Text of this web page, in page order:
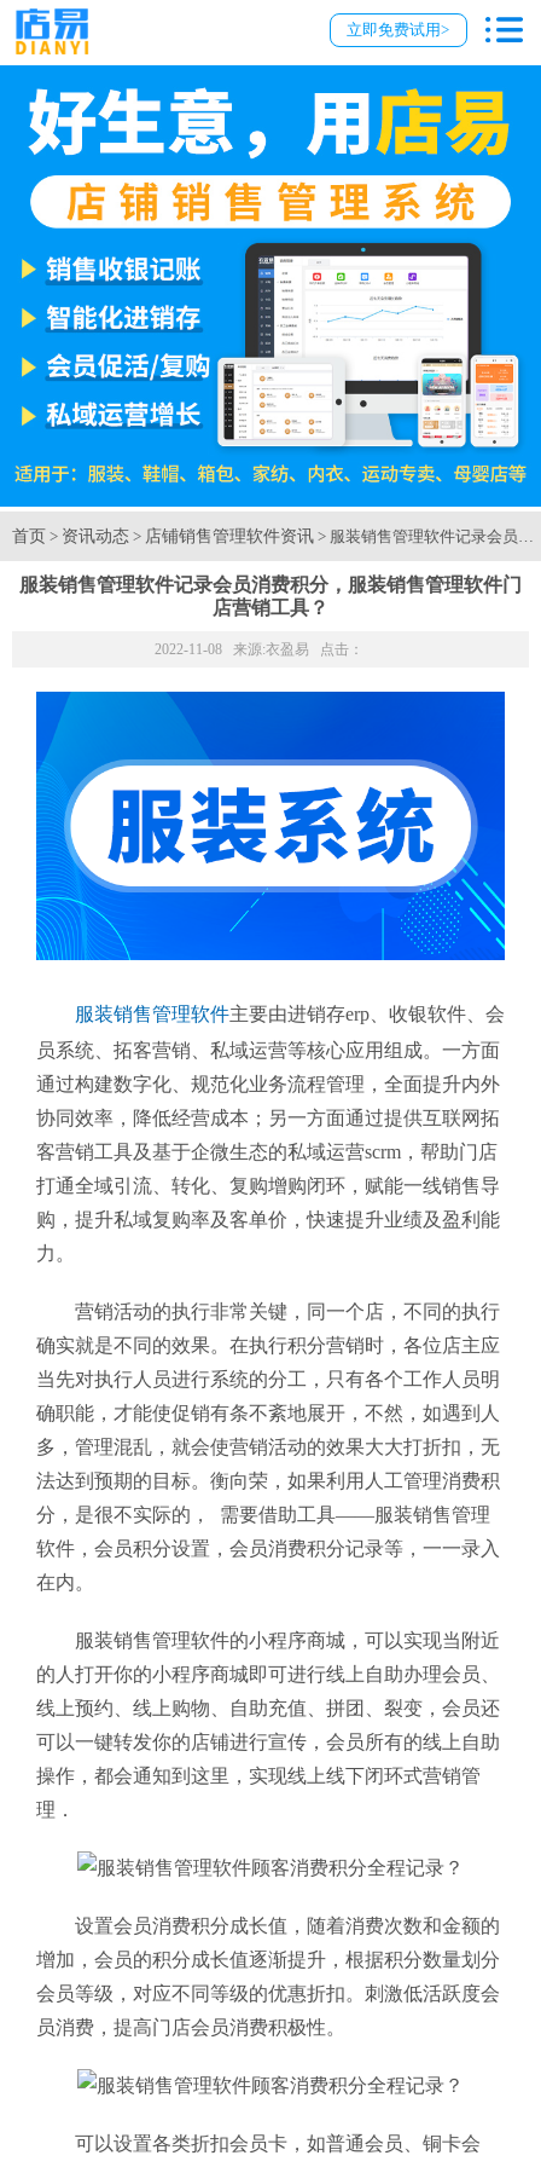
立即免费试用>
首页 > 资讯动态 > 店铺销售管理软件资讯 > 服装销售管理软件记录会员
服装销售管理软件记录会员消费积分，服装销售管理软件门
店营销工具？
2022-11-08 来源:衣盈易 点击：
服装销售管理软件主要由进销存erp、收银软件、会
员系统、拓客营销、私域运营等核心应用组成。一方面
通过构建数字化、规范化业务流程管理，全面提升内外
协同效率，降低经营成本；另一方面通过提供互联网拓
客营销工具及基于企微生态的私域运营scrm，帮助门店
打通全域引流、转化、复购增购闭环，赋能一线销售导
购，提升私域复购率及客单价，快速提升业绩及盈利能
力。
营销活动的执行非常关键，同一个店，不同的执行
确实就是不同的效果。在执行积分营销时，各位店主应
当先对执行人员进行系统的分工，只有各个工作人员明
确职能，才能使促销有条不紊地展开，不然，如遇到人
多，管理混乱，就会使营销活动的效果大大打折扣，无
法达到预期的目标。衡向荣，如果利用人工管理消费积
分，是很不实际的， 需要借助工具——服装销售管理
软件 ，会员积分设置，会员消费积分记录等，一一录入
在内。
服装销售管理软件的小程序商城，可以实现当附近
的人打开你的小程序商城即可进行线上自助办理会员、
线上预约、线上购物、自助充值、拼团、裂变，会员还
可以一键转发你的店铺进行宣传，会员所有的线上自助
操作，都会通知到这里，实现线上线下闭环式营销管
理．
设置会员消费积分成长值，随着消费次数和金额的
增加，会员的积分成长值逐渐提升，根据积分数量划分
会员等级，对应不同等级的优惠折扣。刺激低活跃度会
员消费，提高门店会员消费积极性。
可以设置各类折扣会员卡，如普通会员、铜卡会